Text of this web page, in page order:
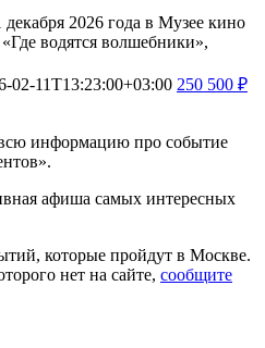
2026 года в Музее кино
водятся волшебники»,
02-11T13:23:00+03:00 250 500 ₽
информацию про событие
афиша самых интересных
которые пройдут в Москве.
нет на сайте, сообщите